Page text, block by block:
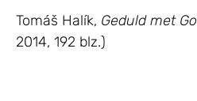
Tomáš Halík, Geduld met
2014, 192 blz.)